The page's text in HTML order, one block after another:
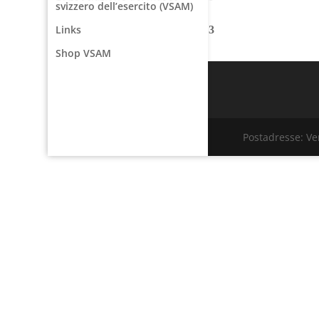
svizzero dell’esercito (VSAM)
Links
Shop VSAM
Postadresse: